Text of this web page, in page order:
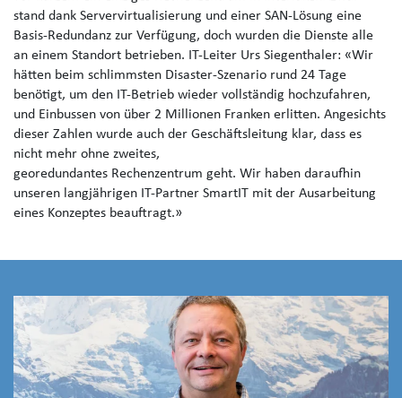
stand dank Servervirtualisierung und einer SAN-Lösung eine
Basis-Redundanz zur Verfügung, doch wurden die Dienste alle
an einem Standort betrieben. IT-Leiter Urs Siegenthaler: «Wir
hätten beim schlimmsten Disaster-Szenario rund 24 Tage
benötigt, um den IT-Betrieb wieder vollständig hochzufahren,
und Einbussen von über 2 Millionen Franken erlitten. Angesichts
dieser Zahlen wurde auch der Geschäftsleitung klar, dass es
nicht mehr ohne zweites,
georedundantes Rechenzentrum geht. Wir haben daraufhin
unseren langjährigen IT-Partner SmartIT mit der Ausarbeitung
eines Konzeptes beauftragt.»